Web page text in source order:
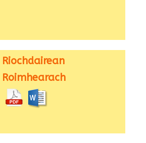
Riochdairean
Roimhearach